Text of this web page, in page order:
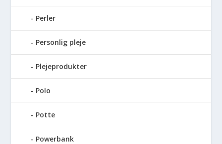
Perler
Personlig pleje
Plejeprodukter
Polo
Potte
Powerbank